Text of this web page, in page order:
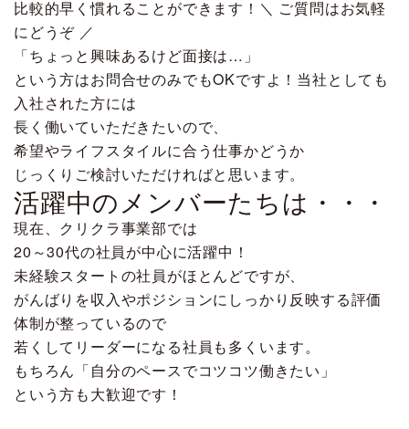
比較的早く慣れることができます！＼ ご質問はお気軽
にどうぞ ／
「ちょっと興味あるけど面接は…」
という方はお問合せのみでもOKですよ！当社としても
入社された方には
長く働いていただきたいので、
希望やライフスタイルに合う仕事かどうか
じっくりご検討いただければと思います。
活躍中のメンバーたちは・・・
現在、クリクラ事業部では
20～30代の社員が中心に活躍中！
未経験スタートの社員がほとんどですが、
がんばりを収入やポジションにしっかり反映する評価
体制が整っているので
若くしてリーダーになる社員も多くいます。
もちろん「自分のペースでコツコツ働きたい」
という方も大歓迎です！